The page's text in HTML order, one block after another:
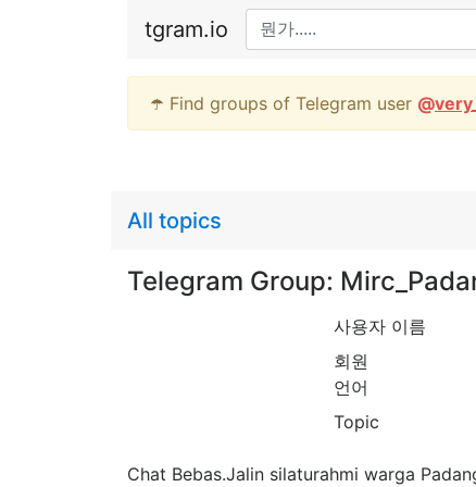
tgram.io
☂️ Find groups of Telegram user @
All topics
Telegram Group:
사용자 이름
회원
언어
Topic
Chat Bebas.Jalin silaturahmi warga